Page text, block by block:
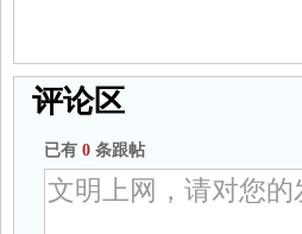
评论区
已有 0 条跟帖